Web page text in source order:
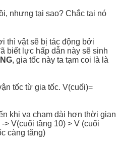
nhưng tại sao? Chắc tại nó
thì vật sẽ bị tác động bởi
biết lực hấp dẫn này sẽ sinh
, gia tốc này ta tạm coi là là
tốc từ gia tốc. V(cuối)=
khi va chạm dài hơn thời gian
> V(cuối tầng 10) > V (cuối
càng tăng)